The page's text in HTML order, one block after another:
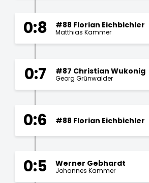
0:8 #88 Florian Eichbichler
Matthias Kammer
0:7 #87 Christian Wukonig
Georg Grünwalder
0:6 #88 Florian Eichbichler
0:5 Werner Gebhardt
Johannes Kammer